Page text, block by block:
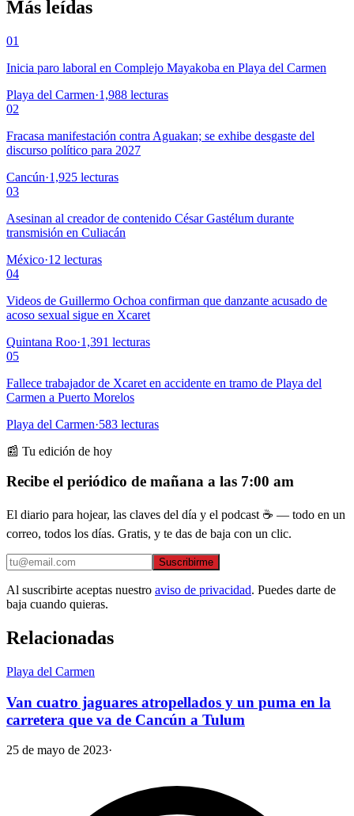
Más leídas
01
Inicia paro laboral en Complejo Mayakoba en Playa del Carmen
Playa del Carmen·1,988 lecturas
02
Fracasa manifestación contra Aguakan; se exhibe desgaste del
discurso político para 2027
Cancún·1,925 lecturas
03
Asesinan al creador de contenido César Gastélum durante
transmisión en Culiacán
México·12 lecturas
04
Videos de Guillermo Ochoa confirman que danzante acusado de
acoso sexual sigue en Xcaret
Quintana Roo·1,391 lecturas
05
Fallece trabajador de Xcaret en accidente en tramo de Playa del
Carmen a Puerto Morelos
Playa del Carmen·583 lecturas
📰 Tu edición de hoy
Recibe el periódico de mañana a las 7:00 am
El diario para hojear, las claves del día y el podcast ☕ — todo en un
correo, todos los días. Gratis, y te das de baja con un clic.
Suscribirme
Al suscribirte aceptas nuestro aviso de privacidad. Puedes darte de
baja cuando quieras.
Relacionadas
Playa del Carmen
Van cuatro jaguares atropellados y un puma en la
carretera que va de Cancún a Tulum
25 de mayo de 2023·